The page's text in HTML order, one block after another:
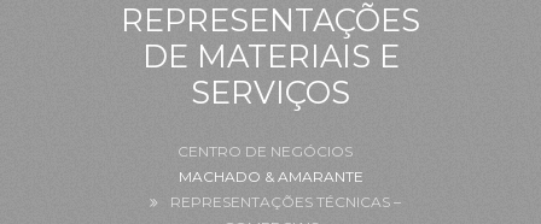
REPRESENTAÇÕES
DE MATERIAIS E
SERVIÇOS
MACHADO & AMARANTE
REPRESENTAÇÕES TÉCNICAS –